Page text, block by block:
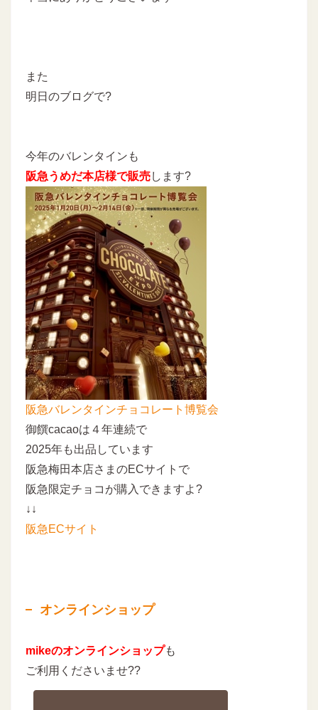
また
明日のブログで?
今年のバレンタインも
阪急うめだ本店様で販売します?
阪急バレンタインチョコレート博覧会
御饌cacaoは４年連続で
2025年も出品しています
阪急梅田本店さまのECサイトで
阪急限定チョコが購入できますよ?
↓↓
阪急ECサイト
オンラインショップ
mikeのオンラインショップも
ご利用くださいませ??